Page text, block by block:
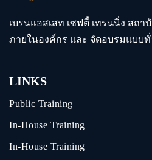
เบรนแอสเสท เซฟตี้ เทรนนิ่ง สถ
ภายในองค์กร และ จัดอบรมแบบทั่
LINKS
Public Training
In-House Training
In-House Training